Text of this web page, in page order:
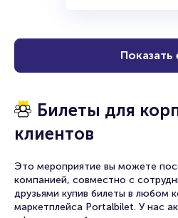
Показать
Билеты для
клиентов
Это мероприятие вы можете
компанией, совместно с
друзьями купив билеты в любом
маркетплейса Portalbilet. У нас